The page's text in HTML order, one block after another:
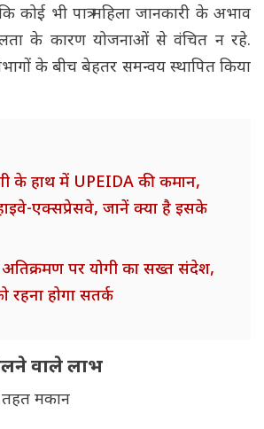
कोई भी पात्र महिला जानकारी के अभाव
के कारण योजनाओं से वंचित न रहे.
के बीच बेहतर समन्वय स्थापित किया
के हाथ में UPEIDA की कमान,
एक्‍सप्रेसवे, जानें क्या है इसके
पर योगी का सख्त संदेश,
रहना होगा सतर्क
वाले लाभ
मकान